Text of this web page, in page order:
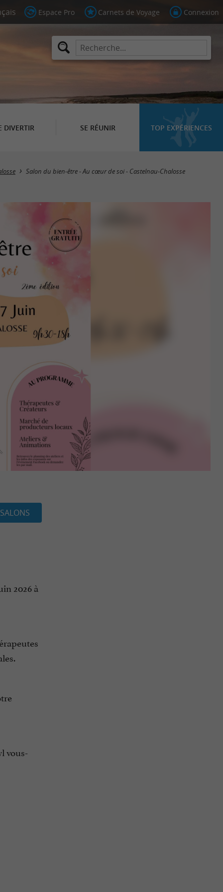
Espace Pro Carnets de Voyage Connexion
DIVERTIR SE RÉUNIR TOP EXPÉRIENCES
Salon du bien-être - Au cœur de soi - Castelnau-Chalosse
2026 à
vous-